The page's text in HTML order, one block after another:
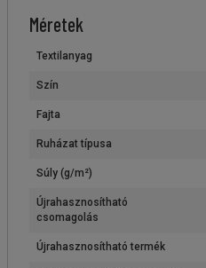
Méretek
Textilanyag
Szín
Fajta
Ruházat típusa
Súly (g/m²)
Újrahasznosítható
csomagolás
Újrahasznosítható termék